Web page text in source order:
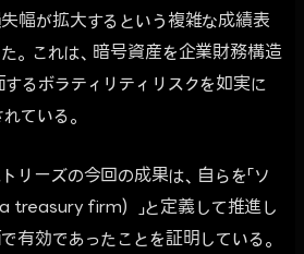
幅が拡大するという複雑な成績表
。これは、暗号資産を企業財務構造
るボラティリティリスクを如実に
ている。
リーズの今回の成果は、自らを「ソ
treasury firm）」と定義して推進し
有効であったことを証明している。